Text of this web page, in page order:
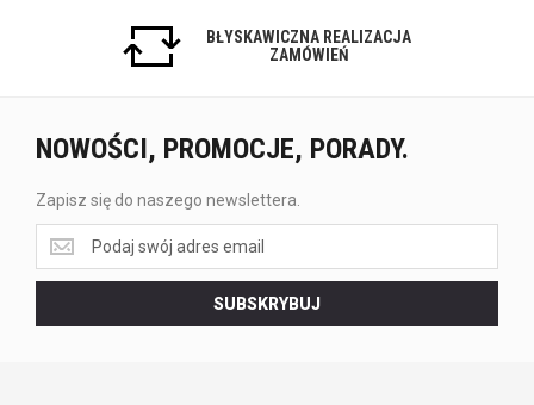
BŁYSKAWICZNA REALIZACJA
ZAMÓWIEŃ
NOWOŚCI, PROMOCJE, PORADY.
Zapisz się do naszego newslettera.
Zapisz
się
do
newslettera.
SUBSKRYBUJ